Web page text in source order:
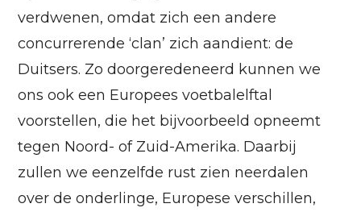
verdwenen, omdat zich een andere
concurrerende ‘clan’ zich aandient: de
Duitsers. Zo doorgeredeneerd kunnen we
ons ook een Europees voetbalelftal
voorstellen, die het bijvoorbeeld opneemt
tegen Noord- of Zuid-Amerika. Daarbij
zullen we eenzelfde rust zien neerdalen
over de onderlinge, Europese verschillen,